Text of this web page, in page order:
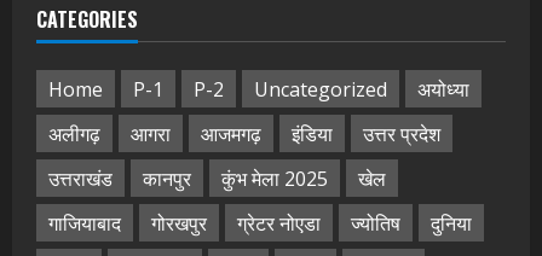
CATEGORIES
Home P-1 P-2 Uncategorized
अयोध्या
अलीगढ़
आगरा आजमगढ़ इंडिया
उत्तर प्रदेश
उत्तराखंड
कानपुर कुंभ मेला 2025
खेल
गाजियाबाद
गोरखपुर ग्रेटर नोएडा ज्योतिष
दुनिया